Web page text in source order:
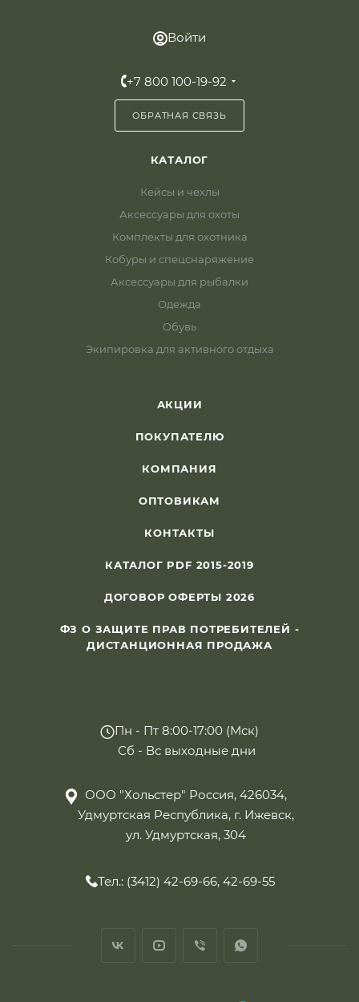
Войти
+7 800 100-19-92
ОБРАТНАЯ СВЯЗЬ
КАТАЛОГ
Кейсы и чехлы
Аксессуары для охоты
Комплекты для охотника
Кобуры и спецснаряжение
Аксессуары для рыбалки
Одежда
Обувь
Экипировка для активного отдыха
АКЦИИ
ПОКУПАТЕЛЮ
КОМПАНИЯ
ОПТОВИКАМ
КОНТАКТЫ
КАТАЛОГ PDF 2015-2019
ДОГОВОР ОФЕРТЫ 2026
ФЗ О ЗАЩИТЕ ПРАВ ПОТРЕБИТЕЛЕЙ -
ДИСТАНЦИОННАЯ ПРОДАЖА
Пн - Пт 8:00-17:00 (Мск)
Сб - Вс выходные дни
ООО "Хольстер" Россия, 426034,
Удмуртская Республика, г. Ижевск,
ул. Удмуртская, 304
Тел.: (3412) 42-69-66, 42-69-55